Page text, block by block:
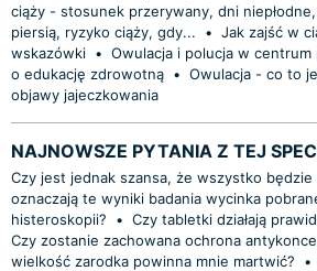
ciąży - stosunek przerywany, dni
piersią, ryzyko ciąży, gdy...
• Jak zajść w
wskazówki • Owulacja i polucja w
o edukację zdrowotną • Owulacja - co to
objawy jajeczkowania
NAJNOWSZE PYTANIA Z TEJ
Czy jest jednak szansa, że wszystko będzie
oznaczają te wyniki badania wycinka
histeroskopii?
• Czy tabletki działają
Czy zostanie zachowana ochrona
wielkość zarodka powinna mnie martwić?
•